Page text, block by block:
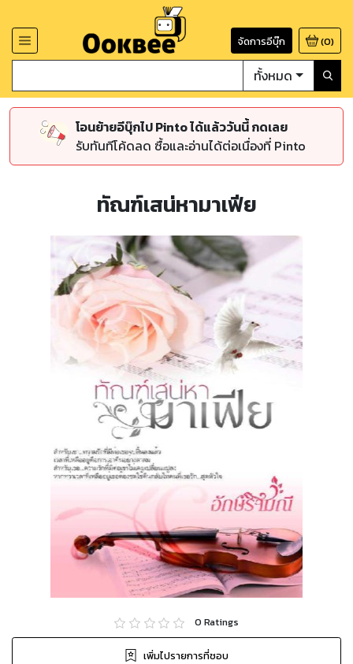
จัดการอีบุ๊ก (0)
ทั้งหมด
โอนย้ายอีบุ๊กไป Pinto ได้แล้ววันนี้ กดเลย
รับทันทีโค้ดลด ซื้อและอ่านได้ต่อเนื่องที่ Pinto
ทัณฑ์เสน่หามาเฟีย
0 Ratings
เพิ่มไปรายการที่ชอบ